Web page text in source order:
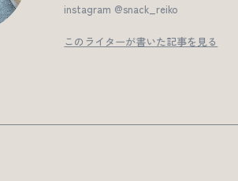
instagram @snack_reiko
このライターが書いた記事を見る